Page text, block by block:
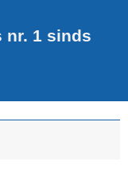
nr. 1 sinds